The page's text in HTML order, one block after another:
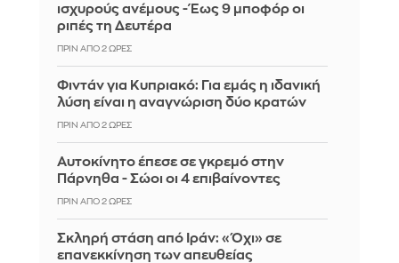
ισχυρούς ανέμους - Έως 9 μποφόρ οι
ριπές τη Δευτέρα
ΠΡΙΝ ΑΠΌ 2 ΏΡΕΣ
Φιντάν για Κυπριακό: Για εμάς η ιδανική
λύση είναι η αναγνώριση δύο κρατών
ΠΡΙΝ ΑΠΌ 2 ΏΡΕΣ
Αυτοκίνητο έπεσε σε γκρεμό στην
Πάρνηθα - Σώοι οι 4 επιβαίνοντες
ΠΡΙΝ ΑΠΌ 2 ΏΡΕΣ
Σκληρή στάση από Ιράν: «Όχι» σε
επανεκκίνηση των απευθείας